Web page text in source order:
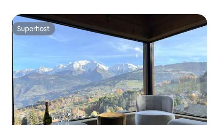
Superhost
Superhost